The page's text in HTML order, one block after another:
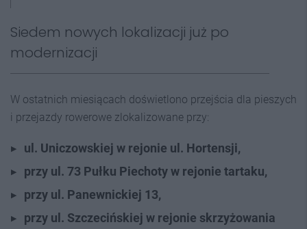
Siedem nowych lokalizacji już po
modernizacji
W ostatnich miesiącach doświetlono przejścia dla pieszych
i przejazdy rowerowe zlokalizowane przy:
ul. Uniczowskiej w rejonie ul. Hortensji,
przy ul. 73 Pułku Piechoty w rejonie tartaku,
przy ul. Panewnickiej 13,
przy ul. Szczecińskiej w rejonie skrzyżowania